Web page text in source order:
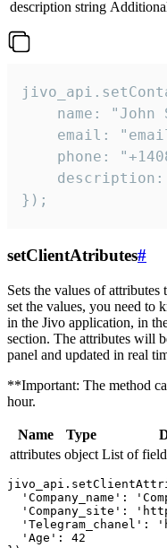
description string
name: "John
email:
phone:
});
setClientAtributes#
Sets the values ​​of
set the values, you need to
in the Jivo application, in
section. The attributes will
panel and updated in real
**Important: The method
hour.
Name Type
attributes object List of
'Company_name':
'Company_site':
'Telegram_chanel':
  'Age': 42